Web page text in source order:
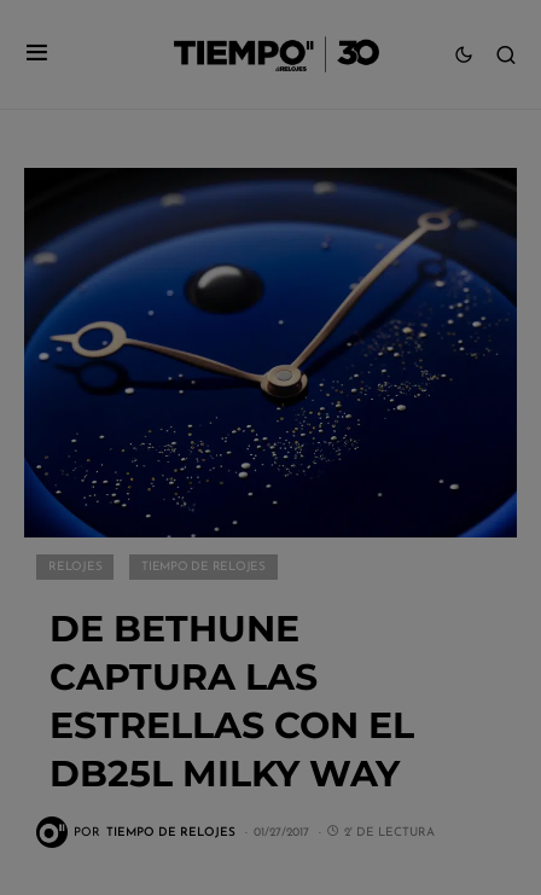
RELOJES TIEMPO DE RELOJES
DE BETHUNE
CAPTURA LAS
ESTRELLAS CON EL
DB25L MILKY WAY
POR TIEMPO DE RELOJES 01/27/2017 2' DE LECTURA